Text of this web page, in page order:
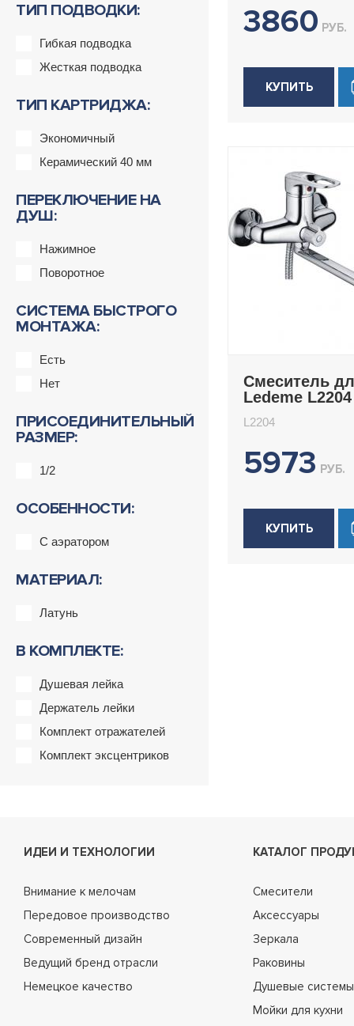
ТИП ПОДВОДКИ:
Гибкая подводка
Жесткая подводка
ТИП КАРТРИДЖА:
Экономичный
Керамический 40 мм
ПЕРЕКЛЮЧЕНИЕ НА
ДУШ:
Нажимное
Поворотное
СИСТЕМА БЫСТРОГО
МОНТАЖА:
Есть
Нет
ПРИСОЕДИНИТЕЛЬНЫЙ
РАЗМЕР:
1/2
ОСОБЕННОСТИ:
С аэратором
МАТЕРИАЛ:
Латунь
В КОМПЛЕКТЕ:
Душевая лейка
Держатель лейки
Комплект отражателей
Комплект эксцентриков
3860 РУБ.
КУПИТЬ
Смеситель
Ledeme L2204
L2204
5973 РУБ.
КУПИТЬ
ИДЕИ И ТЕХНОЛОГИИ
Внимание к мелочам
Передовое производство
Современный дизайн
Ведущий бренд отрасли
Немецкое качество
КАТАЛОГ
Смесители
Аксессуары
Зеркала
Раковины
Душевые системы
Мойки для кухни